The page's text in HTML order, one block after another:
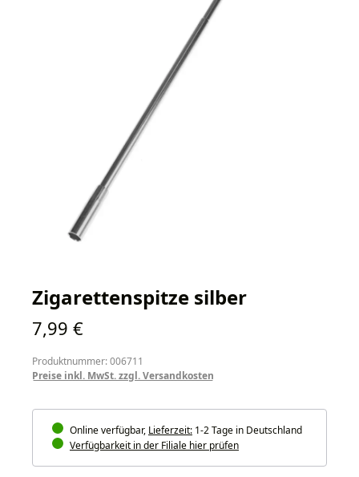
Zigarettenspitze silber
Regulärer Preis:
7,99 €
Produktnummer: 006711
Preise inkl. MwSt. zzgl. Versandkosten
Online verfügbar, Lieferzeit: 1-2 Tage in Deutschland
Verfügbarkeit in der Filiale hier prüfen